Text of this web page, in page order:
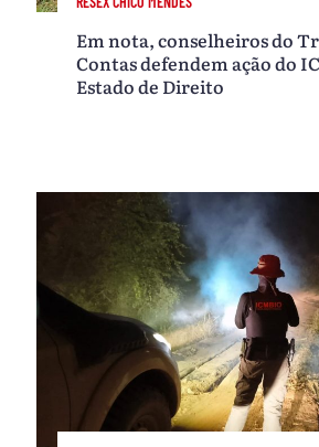
Em nota, conselheiros do
Contas defendem ação do
Estado de Direito